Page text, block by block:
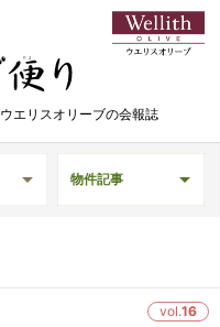
ウエリスオリーブの会報誌
物件記事
vol.16